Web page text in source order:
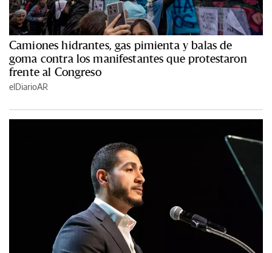
Camiones hidrantes, gas pimienta y balas de
goma contra los manifestantes que protestaron
frente al Congreso
elDiarioAR